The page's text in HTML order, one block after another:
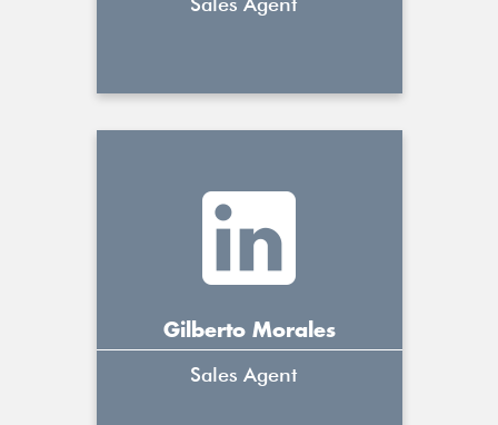
Gilberto Morales
Sales Agent